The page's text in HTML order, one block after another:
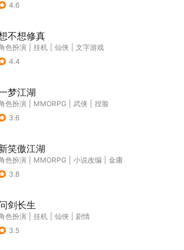
4.6
不想修真
色扮演 挂机 仙侠
文字游戏
4.4
梦江湖
色扮演 MMORPG 武侠
捏脸
3.6
笑傲江湖
色扮演 MMORPG 小说改编
金庸
3.8
剑长生
色扮演 挂机 仙侠
剧情
3.5